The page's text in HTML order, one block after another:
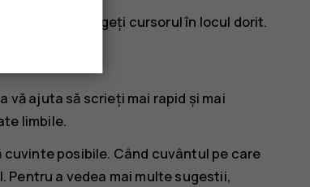
și trageți cursorul în locul dorit.
ajuta să scrieți mai rapid și mai
limbile.
posibile. Când cuvântul pe care
a vedea mai multe sugestii,